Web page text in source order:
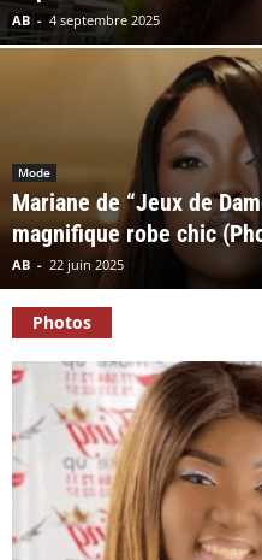
AB - 4 septembre 2025
Mode
Mariane de “Jeux de
magnifique robe chic
AB - 22 juin 2025
Photos